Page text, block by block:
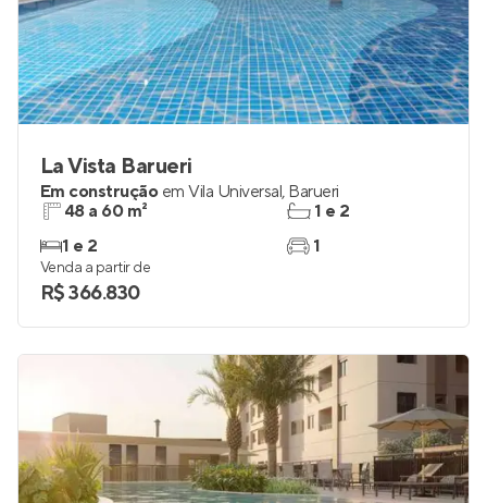
La Vista Barueri
Em construção em Vila Universal, Barueri
48 a 60 m²
1 e 2
1 e 2
1
Venda a partir de
R$ 366.830